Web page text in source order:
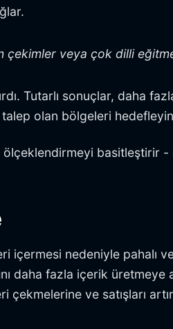
çekimler veya çok dilli
Tutarlı sonuçlar, daha
olan bölgeleri
basitleştirir -
nedeniyle pahalı
daha fazla içerik üretmeye
ve satışları